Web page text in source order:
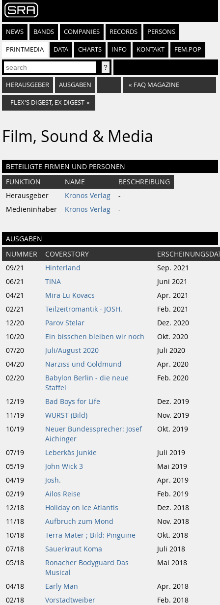
NEWS BANDS COMPANIES RECORDS PERSONS
PRINTMEDIA DATA CHARTS INFO KONTAKT FEM.POP
HERAUSGEBER AUSGABEN « FAQ MAGAZINE
FLEX'S DIGEST, EX DIGEST »
Film, Sound & Media
BETEILIGTE FIRMEN UND PERSONEN
FUNKTION NAME
BESCHREIBUNG
Herausgeber
Kronos Verlag
-
Medieninhaber
Kronos Verlag -
AUSGABEN
NUMMER COVERSTORY
09/21
Hinterland
Sep. 2021
06/21
TINA
Juni 2021
04/21
Mira Lu Kovacs
Apr. 2021
02/21
Teilzeitromantik - JOSH.
Feb. 2021
12/20
Parov Stelar
Dez. 2020
10/20
Ein bisschen bleiben wir noch
Okt. 2020
07/20
Juli/August 2020
Juli 2020
04/20
Narziss und Goldmund
Apr. 2020
02/20
Babylon Berlin - die neue
Staffel
Feb. 2020
12/19 Bad Boys for Life
Dez. 2019
11/19
WURST (Bild)
Nov. 2019
10/19
Neuer Bundessprecher: Josef
Aichinger
Okt. 2019
07/19 Leberkäs Junkie
Juli 2019
05/19
John Wick 3
Mai 2019
04/19
Josh.
Apr. 2019
02/19
Ailos Reise
Feb. 2019
12/18
Holiday on Ice Atlantis
Dez. 2018
11/18
Aufbruch zum Mond
Nov. 2018
10/18
Terra Mater ; Bild: Pinguine
Okt. 2018
07/18
Sauerkraut Koma
Juli 2018
05/18
Ronacher Bodyguard Das
Musical
Mai 2018
04/18 Early Man
Apr. 2018
02/18
Vorstadtweiber
Feb. 2018